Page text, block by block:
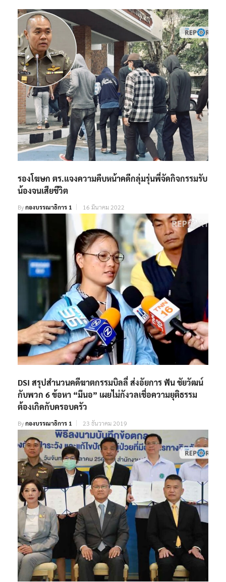
รองโฆษก ตร.แจงความคืบหน้าคดีกลุ่มรุ่นพี่จัดกิจกรรมรับ
น้องจนเสียชีวิต
Byกองบรรณาธิการ 1 16 มีนาคม 2022
DSI สรุปสำนวนคดีฆาตกรรมบิลลี่ ส่งอัยการ ฟัน ชัยวัฒน์
กับพวก 6 ข้อหา “มึนอ” เผยไม่กังวลเชื่อความยุติธรรม
ต้องเกิดกับครอบครัว
Byกองบรรณาธิการ 1 23 ธันวาคม 2019